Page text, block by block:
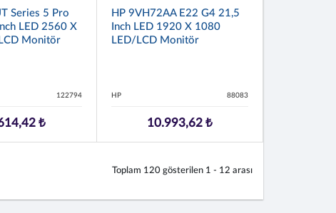
Series 5 Pro
LED 2560 X
Monitör
122794
₺
HP 9VH72AA E22 G4 21,5
Inch LED 1920 X 1080
LED/LCD Monitör
HP 88083
10.993,62 ₺
Toplam 120gösterilen 1 - 12 arası